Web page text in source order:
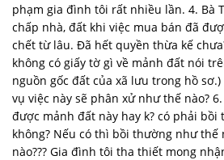
phạm gia đình tôi rất nhiều lần. 4. Bà
chấp nhà, đất khi việc mua bán đã
chết từ lâu. Đã hết quyền thừa kế
không có giấy tờ gì về mảnh đất nói
nguồn gốc đất của xã lưu trong hồ
vụ việc này sẽ phân xử như thế nào?
được mảnh đất này hay k? có phải bồi
không? Nếu có thì bồi thường như thế
nào??? Gia đình tôi tha thiết mong